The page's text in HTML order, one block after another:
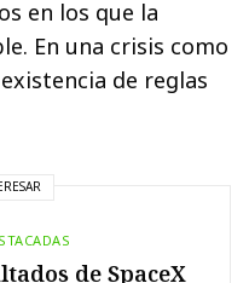
en los que la
En una crisis como
de reglas
de SpaceX